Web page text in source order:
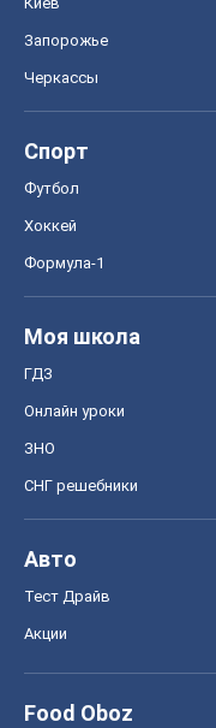
Запорожье
Черкассы
Спорт
Футбол
Хоккей
Формула-1
Моя школа
ГДЗ
Онлайн уроки
ЗНО
СНГ решебники
Авто
Тест Драйв
Акции
Food Oboz